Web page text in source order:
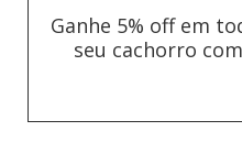
Ganhe 5% off em
seu cachorro